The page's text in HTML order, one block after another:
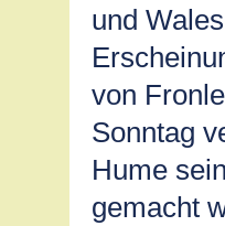
und
von
Sonntag
Hume
gemacht